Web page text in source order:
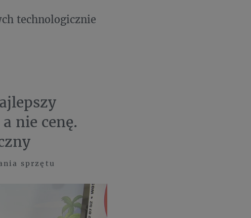
technologicznie
nie cenę.
sprzętu